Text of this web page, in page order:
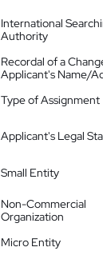
International
Authority
Recordal of a
Applicant's Name/
Type of Assignment
Applicant's Legal
Small Entity
Non-Commercial
Organization
Micro Entity